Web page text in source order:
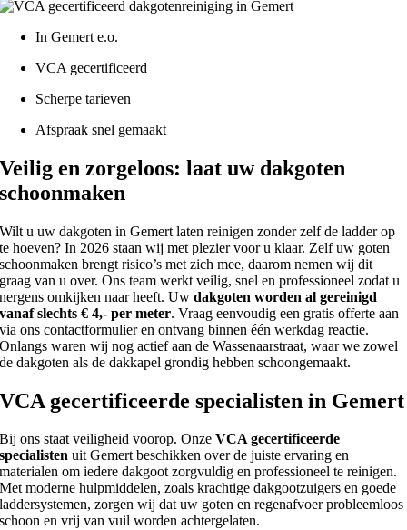
In Gemert e.o.
VCA gecertificeerd
Scherpe tarieven
Afspraak snel gemaakt
Veilig en zorgeloos: laat uw dakgoten
schoonmaken
Wilt u uw dakgoten in Gemert laten reinigen zonder zelf de ladder op
te hoeven? In 2026 staan wij met plezier voor u klaar. Zelf uw goten
schoonmaken brengt risico’s met zich mee, daarom nemen wij dit
graag van u over. Ons team werkt veilig, snel en professioneel zodat u
nergens omkijken naar heeft. Uwdakgoten worden al gereinigd
vanaf slechts € 4,- per meter. Vraag eenvoudig een gratis offerte aan
via ons contactformulier en ontvang binnen één werkdag reactie.
Onlangs waren wij nog actief aan de Wassenaarstraat, waar we zowel
de dakgoten als de dakkapel grondig hebben schoongemaakt.
VCA gecertificeerde specialisten in Gemert
Bij ons staat veiligheid voorop. OnzeVCA gecertificeerde
specialisten uit Gemert beschikken over de juiste ervaring en
materialen om iedere dakgoot zorgvuldig en professioneel te reinigen.
Met moderne hulpmiddelen, zoals krachtige dakgootzuigers en goede
laddersystemen, zorgen wij dat uw goten en regenafvoer probleemloos
schoon en vrij van vuil worden achtergelaten.